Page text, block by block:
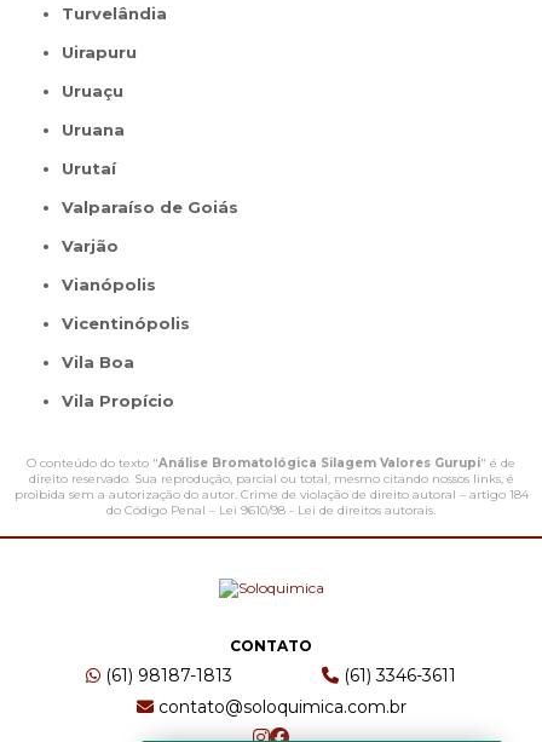
Turvelândia
Uirapuru
Uruaçu
Uruana
Urutaí
Valparaíso de Goiás
Varjão
Vianópolis
Vicentinópolis
Vila Boa
Vila Propício
O conteúdo do texto "Análise Bromatológica Silagem Valores Gurupi" é de
direito reservado. Sua reprodução, parcial ou total, mesmo citando nossos links, é
proibida sem a autorização do autor. Crime de violação de direito autoral – artigo 184
do Código Penal – Lei 9610/98 - Lei de direitos autorais.
CONTATO
(61) 98187-1813
(61) 3346-3611
contato@soloquimica.com.br